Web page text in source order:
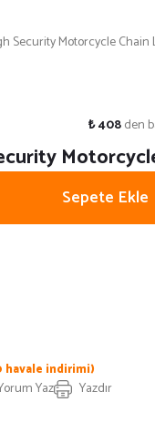
Security Motorcycle Chain
₺ 408den
havale indirimi)
Sepete Ekle
Yaz Yazdır